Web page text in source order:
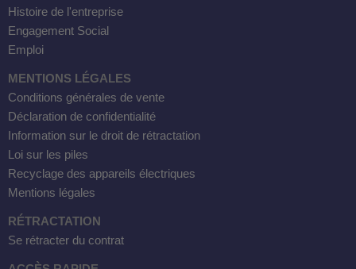
Histoire de l'entreprise
Engagement Social
Emploi
MENTIONS LÉGALES
Conditions générales de vente
Déclaration de confidentialité
Information sur le droit de rétractation
Loi sur les piles
Recyclage des appareils électriques
Mentions légales
RÉTRACTATION
Se rétracter du contrat